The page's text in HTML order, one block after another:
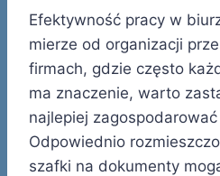
Efektywność pracy w
mierze od organizacji
firmach, gdzie często
ma znaczenie, warto
najlepiej
Odpowiednio
szafki na dokumenty